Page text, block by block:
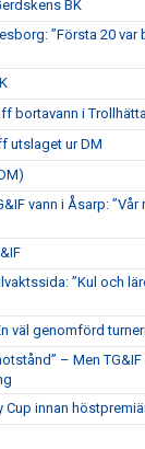
BK
”Första 20 var
bortavann i
utslaget ur DM
vann i Åsarp: ”Vår
”Kul och
väl genomförd
– Men
Cup innan